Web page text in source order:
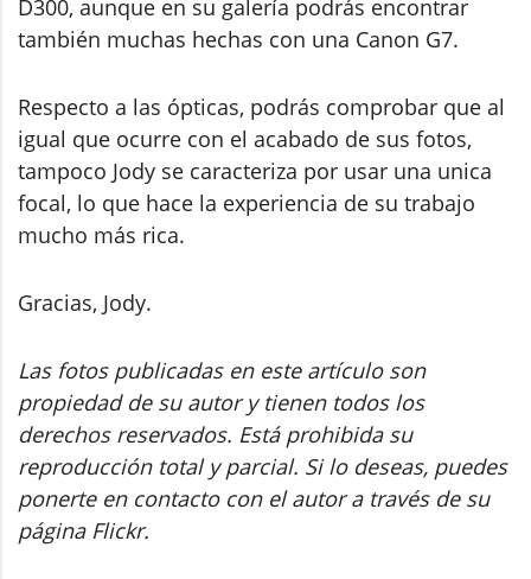
D300, aunque en su galería podrás encontrar
también muchas hechas con una Canon G7.
Respecto a las ópticas, podrás comprobar que al
igual que ocurre con el acabado de sus fotos,
tampoco Jody se caracteriza por usar una unica
focal, lo que hace la experiencia de su trabajo
mucho más rica.
Gracias, Jody.
Las fotos publicadas en este artículo son
propiedad de su autor y tienen todos los
derechos reservados. Está prohibida su
reproducción total y parcial. Si lo deseas, puedes
ponerte en contacto con el autor a través de su
página Flickr.